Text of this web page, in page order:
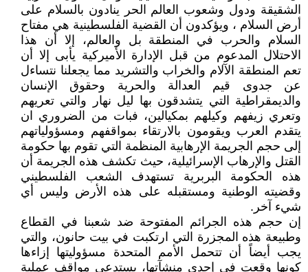
الشقيقة ودول وشعوب العالم الحر ينادون بالسلام على
أرض السلام ، ويؤكدون أن القضية الفلسطينية هي مفتاح
السلام والحرب في المنطقة بل والعالم، إلا أن هذا
الاحتلال المدعوم من قبل الإدارة الأميركية يأبى إلا أن
تعم المنطقة الآلام والخراب والتشريد مما يجعلنا نتساءل
عن جدوى قيم العدالة والحرية وحقوق الإنسان
والديمقراطية التي يتشدقون بها ليل نهار والتي تعريهم
وتعري زيفهم وكيلهم بمكيالين، فبات من الضروري ان
يتقدم العرب ويقومون بالارتقاء بمواقفهم ومسؤولياتهم
إلى حجم الجريمة الإرهابية المنظمة التي تقوم بها حكومة
القتل والإرهاب الإسرائيلية، حيث تكشف هذه الجريمة أن
هذه الحكومة البربرية تستهدف الشعب الفلسطيني
وقضيته الوطنية ومستقبله على هذه الأرض وليس أي
شيء آخر.
إن حجم هذه الجرائم المفتوحة ضد شعبنا في القطاع
وطبيعة هذه المجزرة التي ارتكبت في بيت حانون، والتي
يجب أيضاً أن تتحمل الأمم المتحدة مسؤوليتها إزاءها
كونها وقعت في إحدى منشآتها، يستدعي مواقف عملية